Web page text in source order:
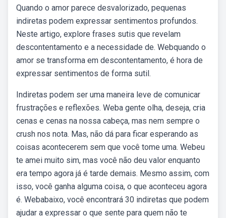
Quando o amor parece desvalorizado, pequenas
indiretas podem expressar sentimentos profundos.
Neste artigo, explore frases sutis que revelam
descontentamento e a necessidade de. Webquando o
amor se transforma em descontentamento, é hora de
expressar sentimentos de forma sutil.
Indiretas podem ser uma maneira leve de comunicar
frustrações e reflexões. Weba gente olha, deseja, cria
cenas e cenas na nossa cabeça, mas nem sempre o
crush nos nota. Mas, não dá para ficar esperando as
coisas acontecerem sem que você tome uma. Webeu
te amei muito sim, mas você não deu valor enquanto
era tempo agora já é tarde demais. Mesmo assim, com
isso, você ganha alguma coisa, o que aconteceu agora
é. Webabaixo, você encontrará 30 indiretas que podem
ajudar a expressar o que sente para quem não te